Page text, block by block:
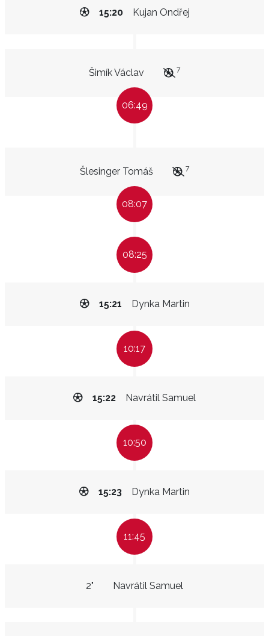
Kujan Ondřej
15:20
Šimík Václav 7
06:49
Šlesinger Tomáš 7
08:07
08:25
Dynka Martin
15:21
10:17
Navrátil Samuel
15:22
10:50
Dynka Martin
15:23
11:45
Navrátil Samuel
2"